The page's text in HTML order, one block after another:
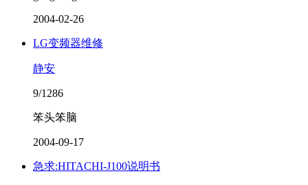
2004-02-26
LG变频器维修
静安
9/1286
笨头笨脑
2004-09-17
急求:HITACHI-J100说明书